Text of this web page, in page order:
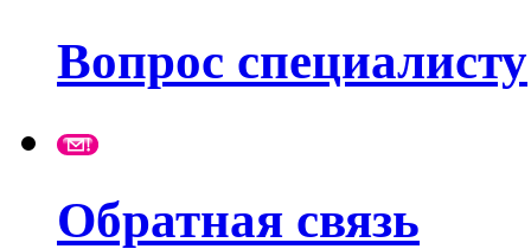
Вопрос специалисту
Обратная связь